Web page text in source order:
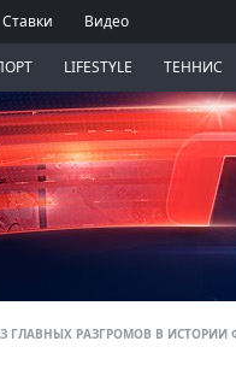
Ставки Видео
LIFESTYLE ТЕННИС
РАЗГРОМОВ В ИСТОРИИ